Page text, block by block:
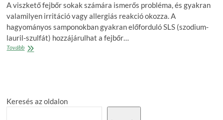
A viszkető fejbőr sokak számára ismerős probléma, és gyakran
valamilyen irritáció vagy allergiás reakció okozza. A
hagyományos samponokban gyakran előforduló SLS (szodium-
lauril-szulfát) hozzájárulhat a fejbőr…
TovábbHogyan
fejbőrre?
–
Keresés az oldalon